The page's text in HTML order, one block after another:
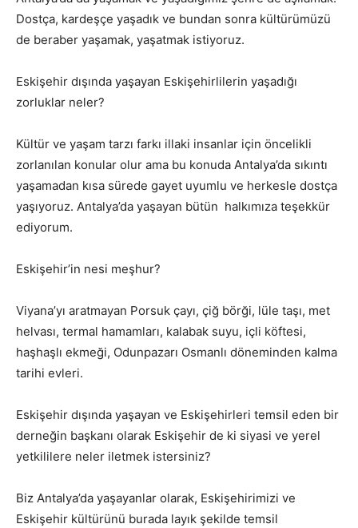
Dostça, kardeşçe yaşadık ve bundan sonra kültürümüzü
de beraber yaşamak, yaşatmak istiyoruz.
Eskişehir dışında yaşayan Eskişehirlilerin yaşadığı
zorluklar neler?
Kültür ve yaşam tarzı farkı illaki insanlar için öncelikli
zorlanılan konular olur ama bu konuda Antalya’da sıkıntı
yaşamadan kısa sürede gayet uyumlu ve herkesle dostça
yaşıyoruz. Antalya’da yaşayan bütün halkımıza teşekkür
ediyorum.
Eskişehir’in nesi meşhur?
Viyana’yı aratmayan Porsuk çayı, çiğ börği, lüle taşı, met
helvası, termal hamamları, kalabak suyu, içli köftesi,
haşhaşlı ekmeği, Odunpazarı Osmanlı döneminden kalma
tarihi evleri.
Eskişehir dışında yaşayan ve Eskişehirleri temsil eden bir
derneğin başkanı olarak Eskişehir de ki siyasi ve yerel
yetkililere neler iletmek istersiniz?
Biz Antalya’da yaşayanlar olarak, Eskişehirimizi ve
Eskişehir kültürünü burada layık şekilde temsil